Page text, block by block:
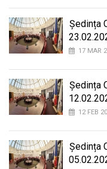
Ședința
17 MAR
Ședința
12 FEB
Ședința